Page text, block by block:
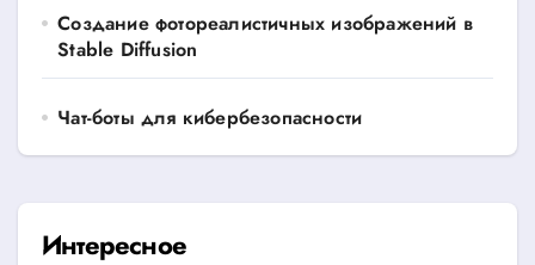
Создание фотореалистичных изображений в
Stable Diffusion
Чат-боты для кибербезопасности
Интересное